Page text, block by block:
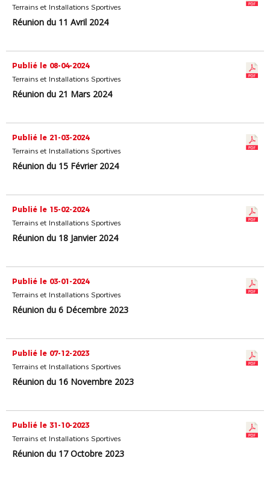
Terrains et Installations Sportives
Réunion du 11 Avril 2024
Publié le 08-04-2024
Terrains et Installations Sportives
Réunion du 21 Mars 2024
Publié le 21-03-2024
Terrains et Installations Sportives
Réunion du 15 Février 2024
Publié le 15-02-2024
Terrains et Installations Sportives
Réunion du 18 Janvier 2024
Publié le 03-01-2024
Terrains et Installations Sportives
Réunion du 6 Décembre 2023
Publié le 07-12-2023
Terrains et Installations Sportives
Réunion du 16 Novembre 2023
Publié le 31-10-2023
Terrains et Installations Sportives
Réunion du 17 Octobre 2023